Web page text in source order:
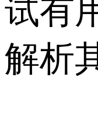
试有
解析